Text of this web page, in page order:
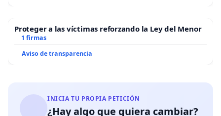
Proteger a las víctimas reforzando la Ley del Menor
1 firmas
Aviso de transparencia
INICIA TU PROPIA PETICIÓN
¿Hay algo que quiera cambiar?